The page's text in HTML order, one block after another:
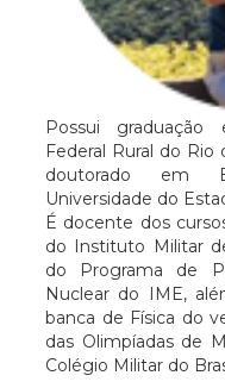
Possui graduação
Federal Rural do Rio
doutorado em
Universidade do
É docente dos
do Instituto Militar
do Programa de
Nuclear do IME,
banca de Física do
das Olimpíadas de
Colégio Militar do